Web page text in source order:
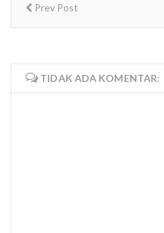
Prev Post
TIDAK ADA KOMENTAR: